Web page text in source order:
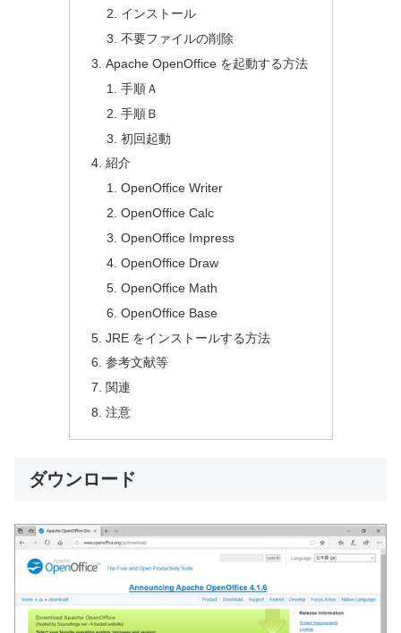
インストール
不要ファイルの削除
Apache OpenOffice を起動する方法
手順Ａ
手順Ｂ
初回起動
紹介
OpenOffice Writer
OpenOffice Calc
OpenOffice Impress
OpenOffice Draw
OpenOffice Math
OpenOffice Base
JRE をインストールする方法
参考文献等
関連
注意
ダウンロード